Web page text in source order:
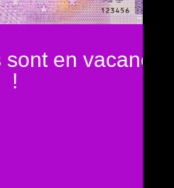
en vacances
!